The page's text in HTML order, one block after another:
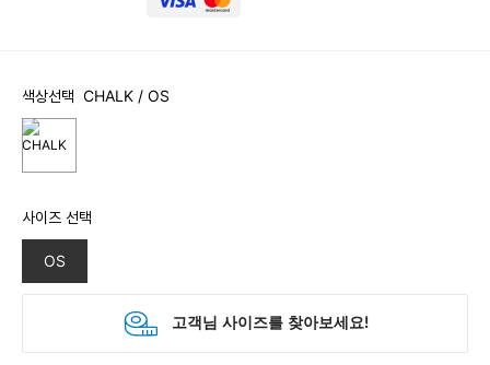
색상선택 CHALK / OS
사이즈 선택
OS